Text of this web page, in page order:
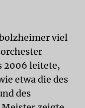
viel
2006 leitete,
etwa die des
des